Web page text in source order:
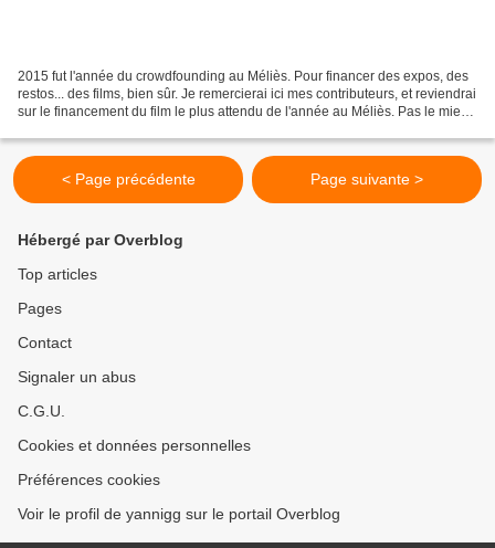
2015 fut l'année du crowdfounding au Méliès. Pour financer des expos, des
restos... des films, bien sûr. Je remercierai ici mes contributeurs, et reviendrai
sur le financement du film le plus attendu de l'année au Méliès. Pas le mien,
< Page précédente Page suivante >
Hébergé par Overblog
Top articles
Pages
Contact
Signaler un abus
C.G.U.
Cookies et données personnelles
Préférences cookies
Voir le profil de yannigg sur le portail Overblog